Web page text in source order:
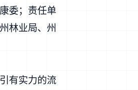
委；责任单
林业局、州
有实力的流